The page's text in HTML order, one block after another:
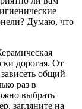
Думаю, что
дорогая. От
общий
раз в
выбрать
загляните на